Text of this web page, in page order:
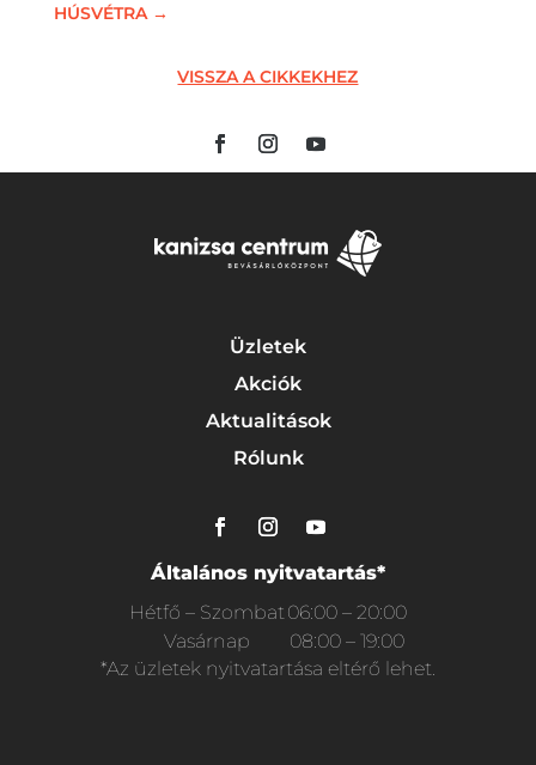
HÚSVÉTRA→
VISSZA A CIKKEKHEZ
Üzletek
Akciók
Aktualitások
Rólunk
Általános nyitvatartás*
Hétfő – Szombat06:00 – 20:00
Vasárnap
08:00 – 19:00
*Az üzletek nyitvatartása eltérő lehet.